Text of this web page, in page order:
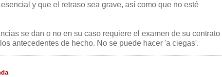
y que el retraso sea grave, así como que no esté
se dan o no en su caso requiere el examen de su contrato
antecedentes de hecho. No se puede hacer 'a ciegas'.